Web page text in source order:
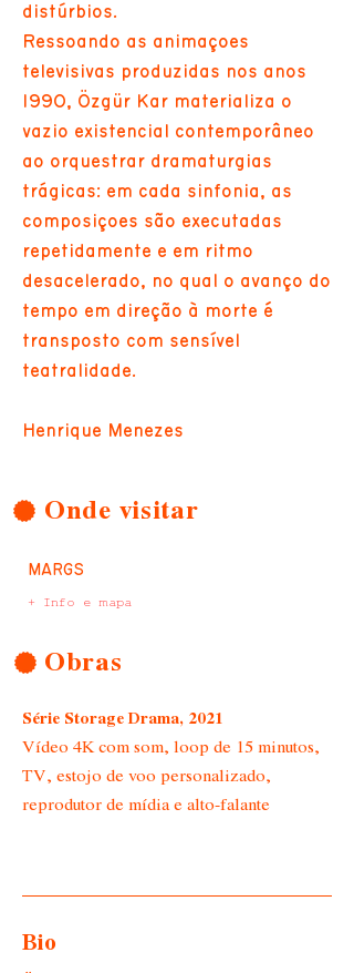
distúrbios.
Ressoando as animações
televisivas produzidas nos anos
1990, Özgür Kar materializa o
vazio existencial contemporâneo
ao orquestrar dramaturgias
trágicas: em cada sinfonia, as
composições são executadas
repetidamente e em ritmo
desacelerado, no qual o avanço do
tempo em direção à morte é
transposto com sensível
teatralidade.
Henrique Menezes
Onde visitar
MARGS
+ Info e mapa
Obras
Série Storage Drama, 2021
Vídeo 4K com som, loop de 15 minutos,
TV, estojo de voo personalizado,
reprodutor de mídia e alto-falante
Bio